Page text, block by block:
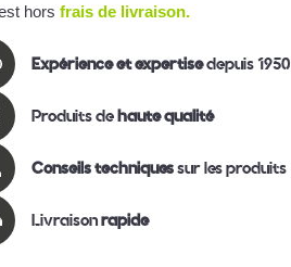
hors frais de livraison.
Expérience et expertisedepuis 1950
Produits dehaute qualité
Conseils techniquessur les produits
Livraisonrapide